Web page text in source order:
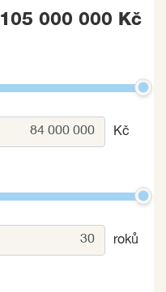
105 000 000 Kč
Kč
roků